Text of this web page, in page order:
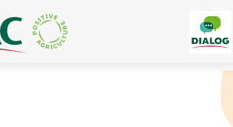
cookies